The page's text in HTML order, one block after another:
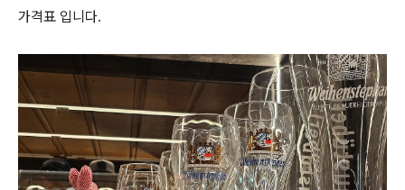
가격표 입니다.